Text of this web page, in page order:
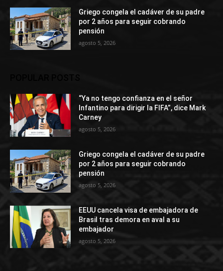
Griego congela el cadáver de su padre
por 2 años para seguir cobrando
pensión
agosto 5, 2026
“Ya no tengo confianza en el señor
Infantino para dirigir la FIFA”, dice Mark
Carney
agosto 5, 2026
Griego congela el cadáver de su padre
por 2 años para seguir cobrando
pensión
agosto 5, 2026
EEUU cancela visa de embajadora de
Brasil tras demora en aval a su
embajador
agosto 5, 2026